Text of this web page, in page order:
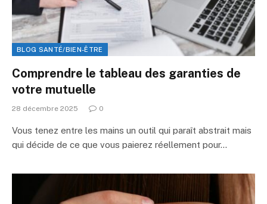
BLOG SANTÉ/BIEN-ÊTRE
Comprendre le tableau des garanties de
votre mutuelle
28 décembre 2025 0
Vous tenez entre les mains un outil qui paraît abstrait mais
qui décide de ce que vous paierez réellement pour…